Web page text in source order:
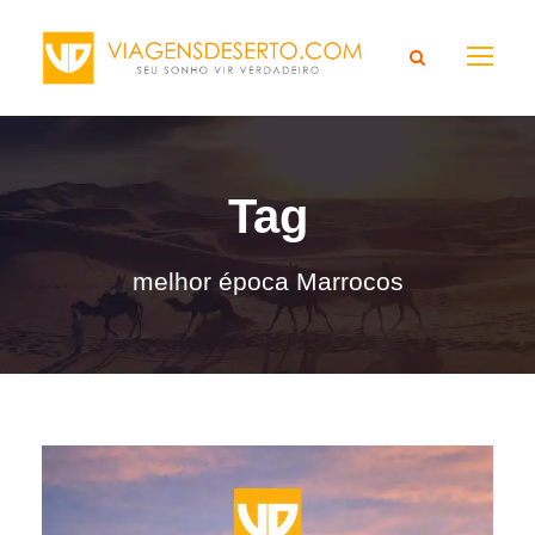
Tag
melhor época Marrocos